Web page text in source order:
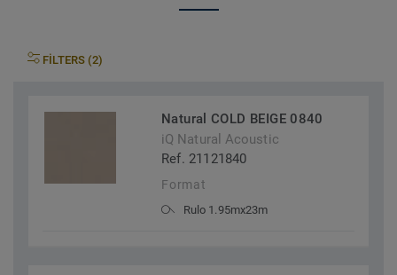
FILTERS (2)
Natural COLD BEIGE 0840
iQ Natural Acoustic
Ref. 21121840
Format
Rulo 1.95mx23m